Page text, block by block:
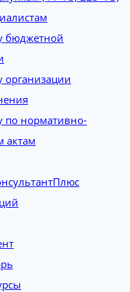
бюджетной
организации
по нормативно-
актам